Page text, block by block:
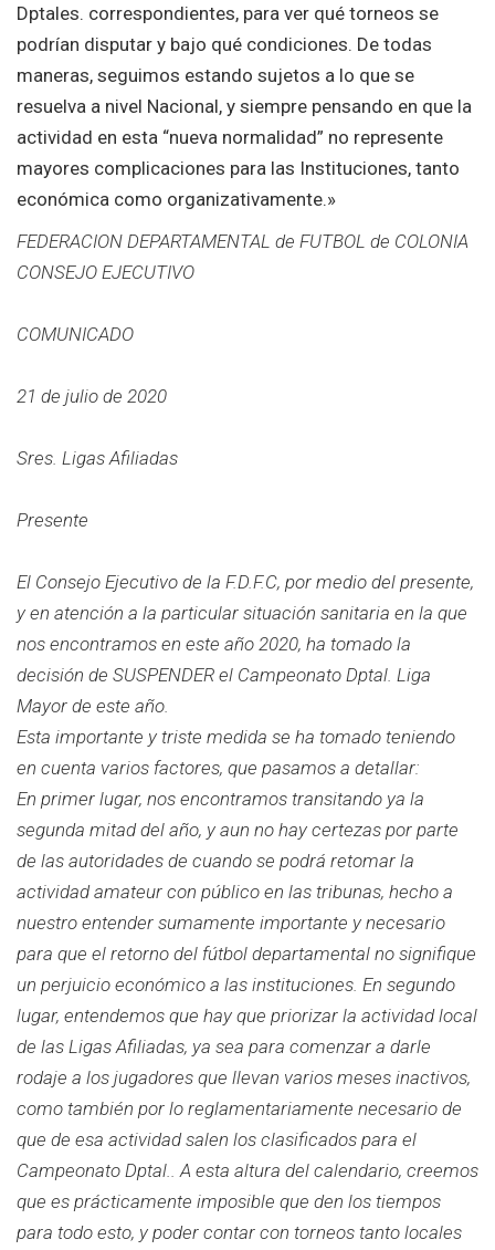
Dptales. correspondientes, para ver qué torneos se
podrían disputar y bajo qué condiciones. De todas
maneras, seguimos estando sujetos a lo que se
resuelva a nivel Nacional, y siempre pensando en que la
actividad en esta “nueva normalidad” no represente
mayores complicaciones para las Instituciones, tanto
económica como organizativamente.»
FEDERACION DEPARTAMENTAL de FUTBOL de COLONIA
CONSEJO EJECUTIVO
COMUNICADO
21 de julio de 2020
Sres. Ligas Afiliadas
Presente
El Consejo Ejecutivo de la F.D.F.C, por medio del presente,
y en atención a la particular situación sanitaria en la que
nos encontramos en este año 2020, ha tomado la
decisión de SUSPENDER el Campeonato Dptal. Liga
Mayor de este año.
Esta importante y triste medida se ha tomado teniendo
en cuenta varios factores, que pasamos a detallar:
En primer lugar, nos encontramos transitando ya la
segunda mitad del año, y aun no hay certezas por parte
de las autoridades de cuando se podrá retomar la
actividad amateur con público en las tribunas, hecho a
nuestro entender sumamente importante y necesario
para que el retorno del fútbol departamental no signifique
un perjuicio económico a las instituciones. En segundo
lugar, entendemos que hay que priorizar la actividad local
de las Ligas Afiliadas, ya sea para comenzar a darle
rodaje a los jugadores que llevan varios meses inactivos,
como también por lo reglamentariamente necesario de
que de esa actividad salen los clasificados para el
Campeonato Dptal.. A esta altura del calendario, creemos
que es prácticamente imposible que den los tiempos
para todo esto, y poder contar con torneos tanto locales